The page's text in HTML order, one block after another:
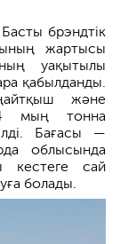
брэндтік
жартысы
уақытылы
қабылданды.
және
мың тонна
Бағасы —
облысында
кестеге сай
болады.​